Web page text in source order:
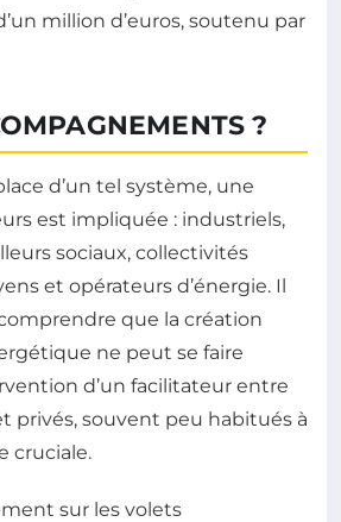
million d’euros, soutenu par
?
d’un tel système, une
est impliquée : industriels,
sociaux, collectivités
et opérateurs d’énergie. Il
que la création
ne peut se faire
d’un facilitateur entre
privés, souvent peu habitués à
cruciale.
sur les volets